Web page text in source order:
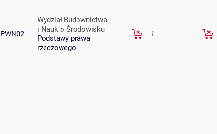
PWN02
Wydział Budownictwa
i Nauk o Środowisku
Podstawy prawa
rzeczowego